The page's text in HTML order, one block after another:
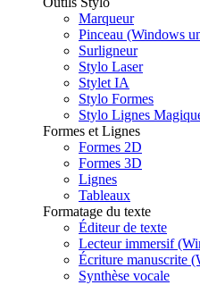
Marqueur
Pinceau (Windows
Surligneur
Stylo Laser
Stylet IA
Stylo Formes
Stylo Lignes
Formes et Lignes
Formes 2D
Formes 3D
Lignes
Tableaux
Formatage du texte
Éditeur de texte
Lecteur immersif
Écriture manuscrite
Synthèse vocale